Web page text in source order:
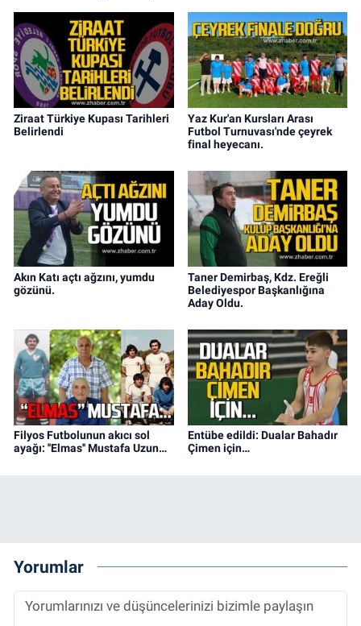
Ziraat Türkiye Kupası Tarihleri
Belirlendi
Yaz Kur'an Kursları Arası
Futbol Turnuvası'nde çeyrek
final heyecanı.
Akın Katı açtı ağzını, yumdu
gözünü.
Taner Demirbaş, Kdz. Ereğli
Belediyespor Başkanlığına
Aday Oldu.
Filyos Futbolunun akıcı sol
ayağı: ''Elmas'' Mustafa Uzun…
Entübe edildi: Dualar Bahadır
Çimen için…
Yorumlar